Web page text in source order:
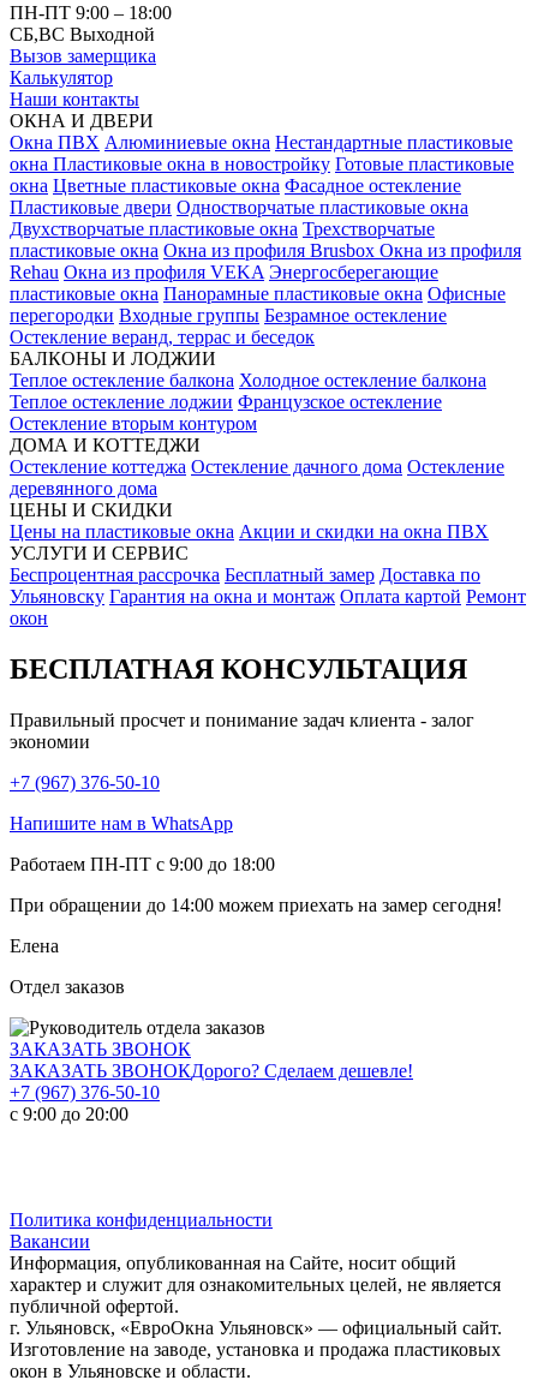
ПН-ПТ 9:00 – 18:00
СБ,ВС Выходной
Вызов замерщика
Калькулятор
Наши контакты
ОКНА И ДВЕРИ
Окна ПВХ Алюминиевые окна Нестандартные пластиковые
окна Пластиковые окна в новостройку Готовые пластиковые
окна Цветные пластиковые окна Фасадное остекление
Пластиковые двери Одностворчатые пластиковые окна
Двухстворчатые пластиковые окна Трехстворчатые
пластиковые окна Окна из профиля Brusbox Окна из профиля
Rehau Окна из профиля VEKA Энергосберегающие
пластиковые окна Панорамные пластиковые окна Офисные
перегородки Входные группы Безрамное остекление
Остекление веранд, террас и беседок
БАЛКОНЫ И ЛОДЖИИ
Теплое остекление балкона Холодное остекление балкона
Теплое остекление лоджии Французское остекление
Остекление вторым контуром
ДОМА И КОТТЕДЖИ
Остекление коттеджа Остекление дачного дома Остекление
деревянного дома
ЦЕНЫ И СКИДКИ
Цены на пластиковые окна Акции и скидки на окна ПВХ
УСЛУГИ И СЕРВИС
Беспроцентная рассрочка Бесплатный замер Доставка по
Ульяновску Гарантия на окна и монтаж Оплата картой Ремонт
окон
БЕСПЛАТНАЯ КОНСУЛЬТАЦИЯ
Правильный просчет и понимание задач клиента - залог
экономии
+7 (967) 376-50-10
Напишите нам в WhatsApp
Работаем ПН-ПТ с 9:00 до 18:00
При обращении до 14:00 можем приехать на замер сегодня!
Елена
Отдел заказов
ЗАКАЗАТЬ ЗВОНОК
ЗАКАЗАТЬ ЗВОНОКДорого? Сделаем дешевле!
+7 (967) 376-50-10
с 9:00 до 20:00
Политика конфиденциальности
Вакансии
Информация, опубликованная на Сайте, носит общий
характер и служит для ознакомительных целей, не является
публичной офертой.
г. Ульяновск, «ЕвроОкна Ульяновск» — официальный сайт.
Изготовление на заводе, установка и продажа пластиковых
окон в Ульяновске и области.